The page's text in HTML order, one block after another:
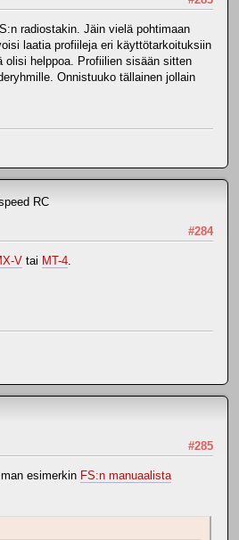
radiostakin. Jäin vielä pohtimaan
laatia profiileja eri käyttötarkoituksiin
olisi helppoa. Profiilien sisään sitten
Onnistuuko tällainen jollain
RC
#284
V tai MT-4
#285
esimerkin FS:n manuaalista